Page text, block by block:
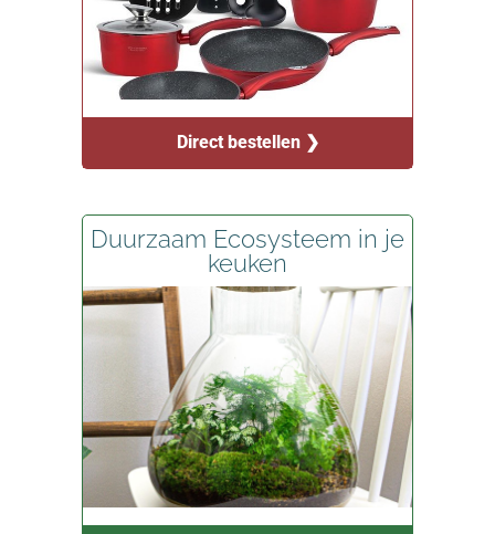
Direct bestellen ❯
Duurzaam Ecosysteem in je
keuken